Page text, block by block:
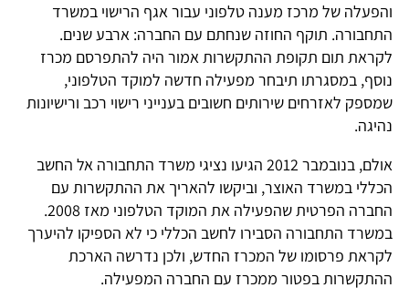
והפעלה של מרכז מענה טלפוני עבור אגף הרישוי במשרד
התחבורה. תוקף החוזה שנחתם עם החברה: ארבע שנים.
לקראת תום תקופת ההתקשרות אמור היה להתפרסם מכרז
נוסף, במסגרתו תיבחר מפעילה חדשה למוקד הטלפוני,
שמספק לאזרחים שירותים חשובים בענייני רישוי רכב ורישיונות
נהיגה.
אולם, בנובמבר 2012 הגיעו נציגי משרד התחבורה אל החשב
הכללי במשרד האוצר, וביקשו להאריך את ההתקשרות עם
החברה הפרטית שהפעילה את המוקד הטלפוני מאז 2008.
במשרד התחבורה הסבירו לחשב הכללי כי לא הספיקו להיערך
לקראת פרסומו של המכרז החדש, ולכן נדרשה הארכת
ההתקשרות בפטור ממכרז עם החברה המפעילה.